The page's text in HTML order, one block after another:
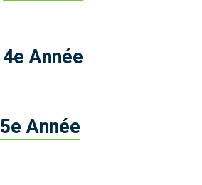
4e Année
5e Année